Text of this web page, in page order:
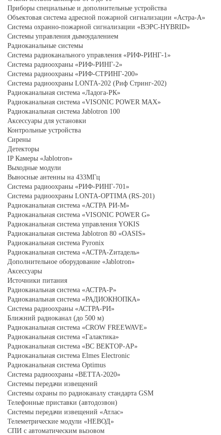
Приборы специальные и дополнительные устройства
Объектовая система адресной пожарной сигнализации «Астра-А»
Система охранно-пожарной сигнализации «ВЭРС-HYBRID»
Системы управления дымоудалением
Радиоканальные системы
Система радиоканального управления «РИФ-РИНГ-1»
Система радиоохраны «РИФ-РИНГ-2»
Система радиоохраны «РИФ-СТРИНГ-200»
Система радиоохраны LONTA-202 (Риф Стринг-202)
Радиоканальная система «Ладога-РК»
Радиоканальная система «VISONIC POWER MAX»
Радиоканальная система Jablotron 100
Аксессуары для установки
Контрольные устройства
Сирены
Детекторы
IP Камеры «Jablotron»
Выходные модули
Выносные антенны на 433МГц
Система радиоохраны «РИФ-РИНГ-701»
Система радиоохраны LONTA-OPTIMA (RS-201)
Радиоканальная система «АСТРА РИ-М»
Радиоканальная система «VISONIC POWER G»
Радиоканальная система управления YOKIS
Радиоканальная система Jablotron 80 «OASIS»
Радиоканальная система Pyronix
Радиоканальная система «АСТРА-Zитадель»
Дополнительное оборудование «Jablotron»
Аксессуары
Источники питания
Радиоканальная система «АСТРА-Р»
Радиоканальная система «РАДИОКНОПКА»
Система радиоохраны «АСТРА-РИ»
Ближний радиоканал (до 500 м)
Радиоканальная система «CROW FREEWAVE»
Радиоканальная система «Галактика»
Радиоканальная система «ВС ВЕКТОР-АР»
Радиоканальная система Elmes Electronic
Радиоканальная система Optimus
Система радиоохраны «ВЕТТА-2020»
Системы передачи извещений
Системы охраны по радиоканалу стандарта GSM
Телефонные приставки (автодозвон)
Системы передачи извещений «Атлас»
Телеметрические модули «НЕВОД»
СПИ с автоматическим вызовом